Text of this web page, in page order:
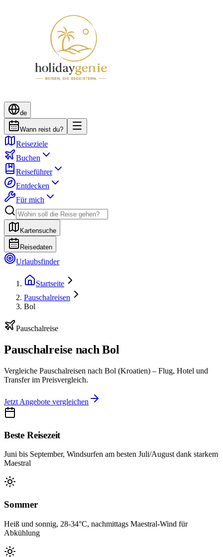
de
Wann reist du?
Reiseziele
Buchen
Reiseführer
Entdecken
Für mich
Kartensuche
Reisedaten
Urlaubsfinder
Startseite
Pauschalreisen
Bol
Pauschalreise
Pauschalreise nach Bol
Vergleiche Pauschalreisen nach Bol (Kroatien) – Flug, Hotel und
Transfer im Preisvergleich.
Jetzt Angebote vergleichen
Beste Reisezeit
Juni bis September, Windsurfen am besten Juli/August dank starkem
Maestral
Sommer
Heiß und sonnig, 28-34°C, nachmittags Maestral-Wind für
Abkühlung